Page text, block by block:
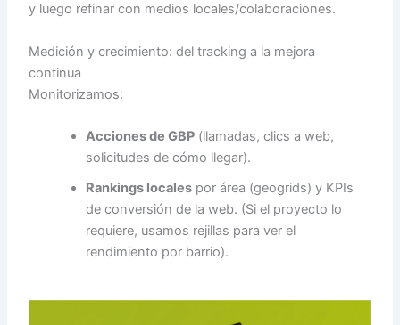
y luego refinar con medios locales/colaboraciones.
Medición y crecimiento: del tracking a la mejora
continua
Monitorizamos:
Acciones de GBP (llamadas, clics a web,
solicitudes de cómo llegar).
Rankings locales por área (geogrids) y KPIs
de conversión de la web. (Si el proyecto lo
requiere, usamos rejillas para ver el
rendimiento por barrio).